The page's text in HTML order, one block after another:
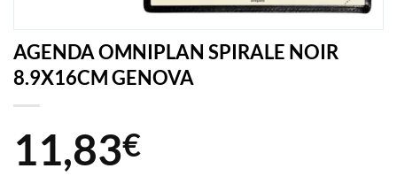
AGENDA OMNIPLAN SPIRALE NOIR
8.9X16CM GENOVA
11,83€